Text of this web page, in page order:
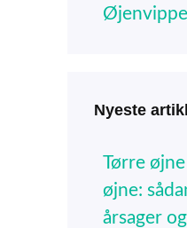
Nyeste
Tørre
øjne:
årsager